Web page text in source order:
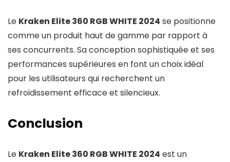
Le Kraken Elite 360 RGB WHITE 2024 se positionne
comme un produit haut de gamme par rapport à
ses concurrents. Sa conception sophistiquée et ses
performances supérieures en font un choix idéal
pour les utilisateurs qui recherchent un
refroidissement efficace et silencieux.
Conclusion
Le Kraken Elite 360 RGB WHITE 2024 est un